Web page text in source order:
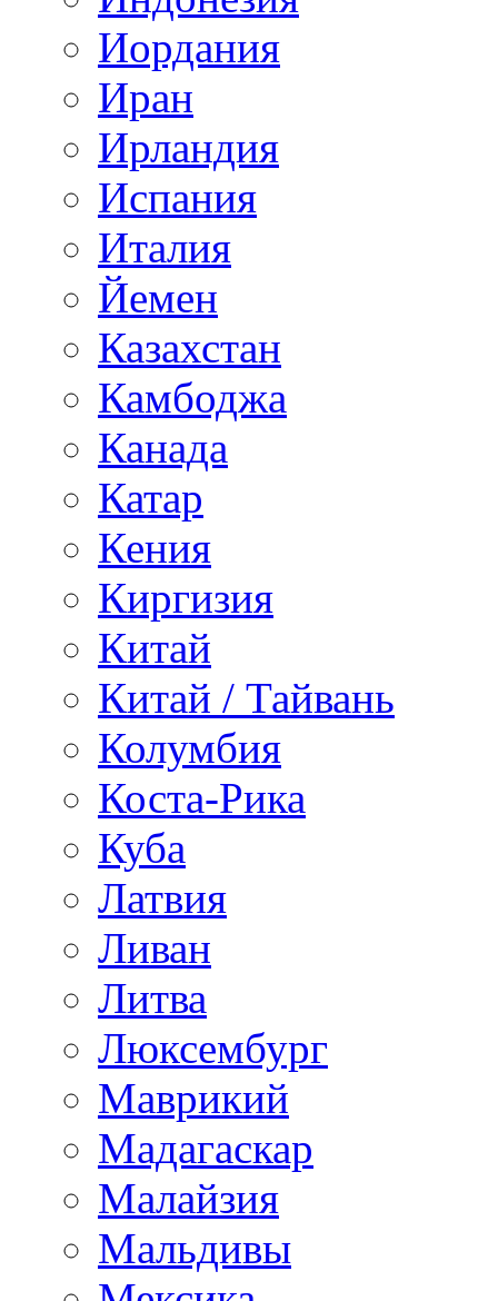
Иордания
Иран
Ирландия
Испания
Италия
Йемен
Казахстан
Камбоджа
Канада
Катар
Кения
Киргизия
Китай
Китай / Тайвань
Колумбия
Коста-Рика
Куба
Латвия
Ливан
Литва
Люксембург
Маврикий
Мадагаскар
Малайзия
Мальдивы